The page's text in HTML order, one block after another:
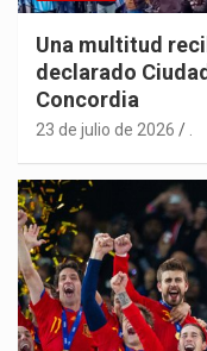
Una multitud
declarado
Concordia
23 de julio de 2026